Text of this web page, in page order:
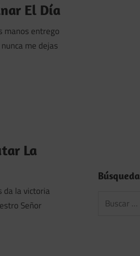
El Día
manos entrego
me dejas
La
da la victoria
Señor
Búsqueda